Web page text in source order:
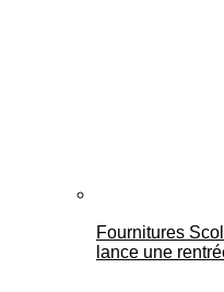
Fournitures
lance une